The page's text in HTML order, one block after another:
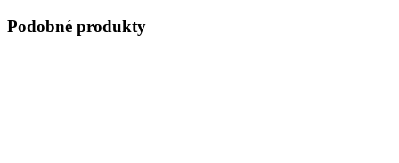
Podobné produkty